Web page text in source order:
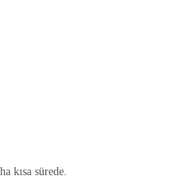
kısa sürede.